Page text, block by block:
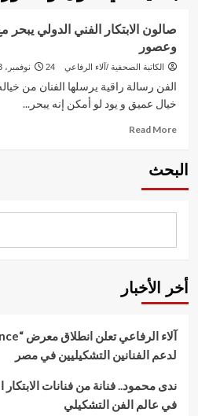
صالون الابتكار الفني الدولي
وعصور
الكاتبة الصحفية /آلاء الرفاعي 24 نوفمبر، 2023
الفن رسالة راقية يرسلها الفنان من
خيال عميق و يود لو أمكن إنه يبحر...
Read More
الدولي
مع
في
البحث
أخر الأخبار
لدعم الفنانين التشكيليين في مصر
ندى محمود.. فنانة من فنانات الابتكار
في عالم الفن التشكيلي